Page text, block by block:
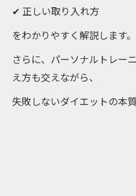
✔ 正しい取り入れ方
をわかりやすく解説します。
さらに、パーソナルトレー
え方も交えながら、
失敗しないダイエットの本